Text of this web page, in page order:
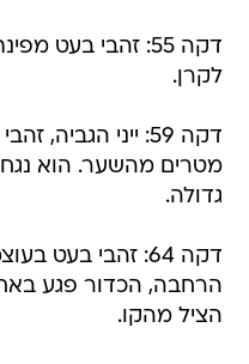
דקה 55: זהבי בעט
לקרן.
דקה 59: ייני
מטרים מהשער. הוא
גדולה.
דקה 64: זהבי בעט
הרחבה, הכדור פגע
הציל מהקו.